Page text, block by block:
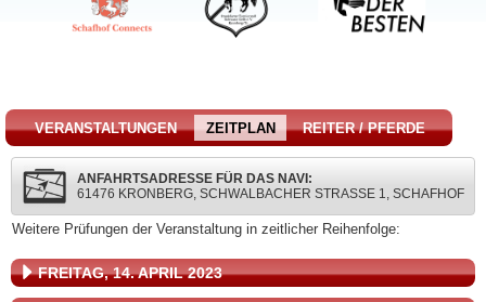
VERANSTALTUNGEN ZEITPLAN REITER / PFERDE
ANFAHRTSADRESSE FÜR DAS NAVI:
61476 KRONBERG, SCHWALBACHER STRASSE 1, SCHAFHOF
Weitere Prüfungen der Veranstaltung in zeitlicher Reihenfolge:
FREITAG, 14. APRIL 2023